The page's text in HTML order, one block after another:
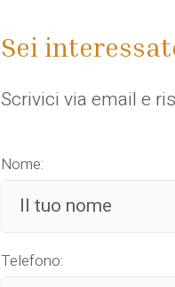
Sei
Scrivici via email e
Nome:
Telefono: